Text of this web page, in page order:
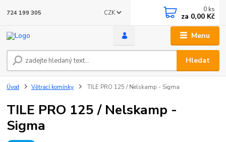
Menu
CZK
Hledat
724 199 305 0 ks
za 0,00 Kč
Úvod Větrací komínky TILE PRO 125 / Nelskamp - Sigma
TILE PRO 125 / Nelskamp -
Sigma